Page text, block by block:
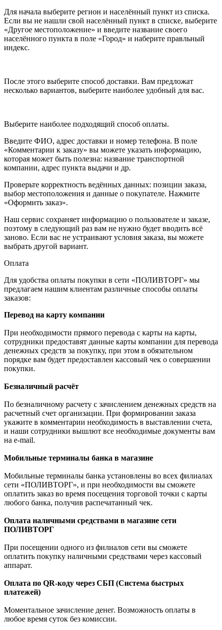
Для начала выберите регион и населённый пункт из списка.
Если вы не нашли свой населённый пункт в списке, выберите
«Другое местоположение» и введите название своего
населённого пункта в поле «Город» и наберите правльный
индекс.
После этого выберите способ доставки. Вам предложат
несколько вариантов, выберите наиболее удобный для вас.
Выберите наиболее подходящий способ оплаты.
Введите ФИО, адрес доставки и номер телефона. В поле
«Комментарии к заказу» вы можете указать информацию,
которая может быть полезна: название транспортной
компании, адрес пункта выдачи и др.
Проверьте корректность ведённых данных: позиции заказа,
выбор местоположения и данные о покупателе. Нажмите
«Оформить заказ».
Наш сервис сохраняет информацию о пользователе и заказе,
поэтому в следующий раз вам не нужно будет вводить всё
заново. Если вас не устраивают условия заказа, вы можете
выбрать другой вариант.
Оплата
Для удобства оплаты покупки в сети «ПОЛИВТОРГ» мы
предлагаем нашим клиентам различные способы оплаты
заказов:
Перевод на карту компании
При необходимости прямого перевода с карты на карты,
сотрудники предоставят данные карты компании для перевода
денежных средств за покупку, при этом в обязательном
порядке вам будет предоставлен кассовый чек о совершении
покупки.
Безналичный расчёт
По безналичному расчету с зачислением денежных средств на
расчетный счет организации. При формировании заказа
укажите в комментарии необходимость в выставлении счета,
и наши сотрудники вышлют все необходимые документы вам
на e-mail.
Мобильные терминалы банка в магазине
Мобильные терминалы банка установлены во всех филиалах
сети «ПОЛИВТОРГ», и при необходимости вы сможете
оплатить заказ во время посещения торговой точки с карты
любого банка, получив распечатанный чек.
Оплата наличными средствами в магазине сети
ПОЛИВТОРГ
При посещении одного из филиалов сети вы сможете
оплатить покупку наличными средствами через кассовый
аппарат.
Оплата по QR-коду через СБП (Система быстрых
платежей)
Моментальное зачисление денег. Возможность оплаты в
любое время суток без комиссии.